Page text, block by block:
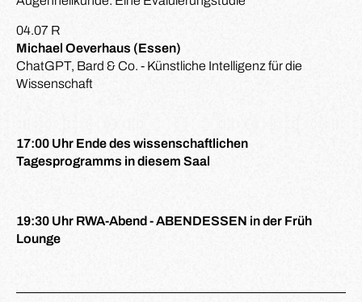
04.07 R
Michael Oeverhaus (Essen)
ChatGPT, Bard & Co. - Künstliche Intelligenz für die
Wissenschaft
17:00 Uhr Ende des wissenschaftlichen
Tagesprogramms in diesem Saal
19:30 Uhr RWA-Abend - ABENDESSEN in der Früh
Lounge